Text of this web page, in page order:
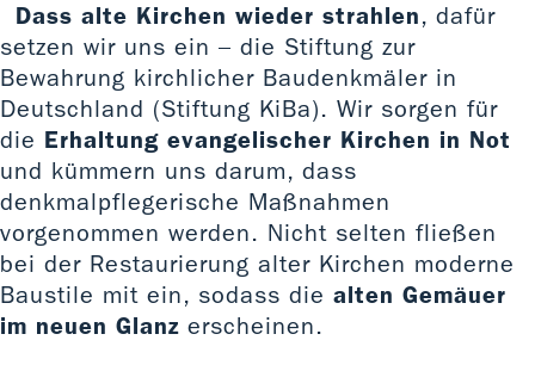
Dass alte Kirchen wieder strahlen, dafür
setzen wir uns ein – die Stiftung zur
Bewahrung kirchlicher Baudenkmäler in
Deutschland (Stiftung KiBa). Wir sorgen für
die Erhaltung evangelischer Kirchen in Not
und kümmern uns darum, dass
denkmalpflegerische Maßnahmen
vorgenommen werden. Nicht selten fließen
bei der Restaurierung alter Kirchen moderne
Baustile mit ein, sodass die alten Gemäuer
im neuen Glanz erscheinen.